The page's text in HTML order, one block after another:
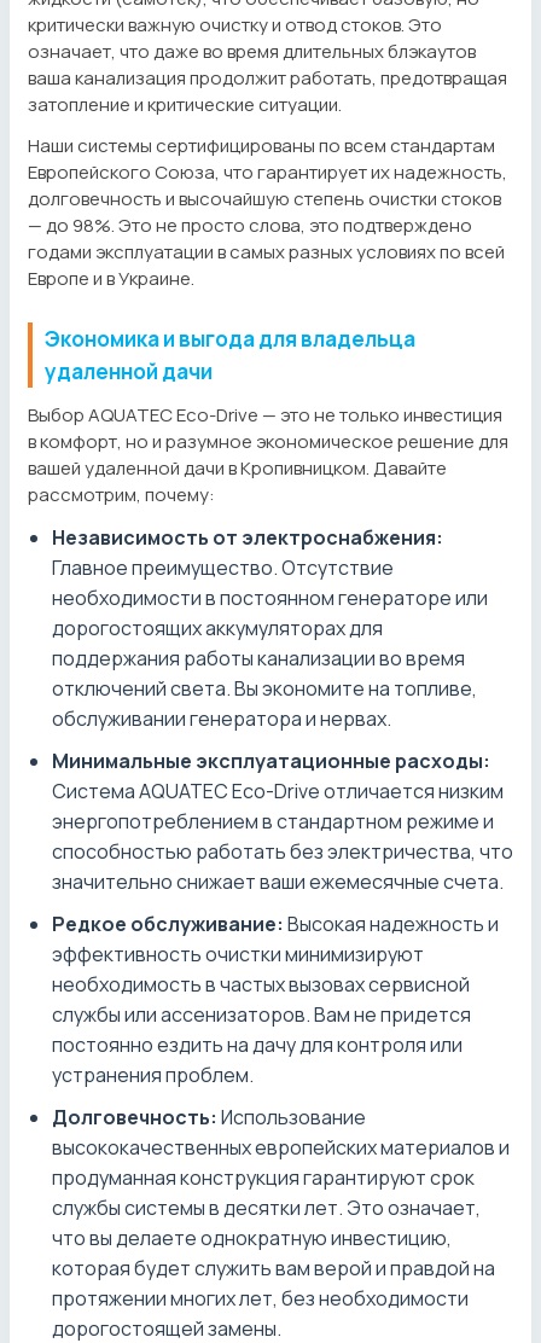
критически важную очистку и отвод стоков. Это
означает, что даже во время длительных блэкаутов
ваша канализация продолжит работать, предотвращая
затопление и критические ситуации.
Наши системы сертифицированы по всем стандартам
Европейского Союза, что гарантирует их надежность,
долговечность и высочайшую степень очистки стоков
— до 98%. Это не просто слова, это подтверждено
годами эксплуатации в самых разных условиях по всей
Европе и в Украине.
Экономика и выгода для владельца
удаленной дачи
Выбор AQUATEC Eco-Drive — это не только инвестиция
в комфорт, но и разумное экономическое решение для
вашей удаленной дачи в Кропивницком. Давайте
рассмотрим, почему:
Независимость от электроснабжения:
Главное преимущество. Отсутствие
необходимости в постоянном генераторе или
дорогостоящих аккумуляторах для
поддержания работы канализации во время
отключений света. Вы экономите на топливе,
обслуживании генератора и нервах.
Минимальные эксплуатационные расходы:
Система AQUATEC Eco-Drive отличается низким
энергопотреблением в стандартном режиме и
способностью работать без электричества, что
значительно снижает ваши ежемесячные счета.
Редкое обслуживание: Высокая надежность и
эффективность очистки минимизируют
необходимость в частых вызовах сервисной
службы или ассенизаторов. Вам не придется
постоянно ездить на дачу для контроля или
устранения проблем.
Долговечность: Использование
высококачественных европейских материалов и
продуманная конструкция гарантируют срок
службы системы в десятки лет. Это означает,
что вы делаете однократную инвестицию,
которая будет служить вам верой и правдой на
протяжении многих лет, без необходимости
дорогостоящей замены.